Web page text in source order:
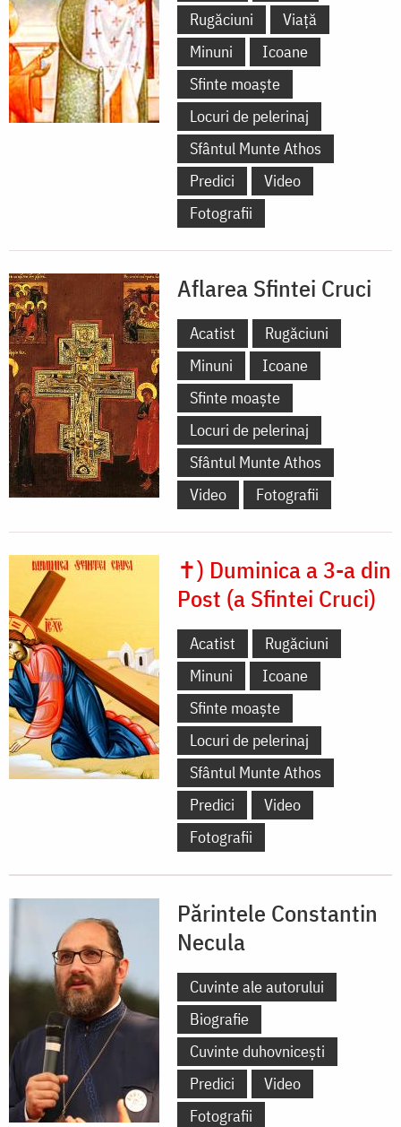
Rugăciuni
Viață
Minuni
Icoane
Sfinte moaște
Locuri de pelerinaj
Sfântul Munte Athos
Predici
Video
Fotografii
Aflarea Sfintei Cruci
Acatist
Rugăciuni
Minuni
Icoane
Sfinte moaște
Locuri de pelerinaj
Sfântul Munte Athos
Video
Fotografii
✝) Duminica a 3-a din
Post (a Sfintei Cruci)
Acatist
Rugăciuni
Minuni
Icoane
Sfinte moaște
Locuri de pelerinaj
Sfântul Munte Athos
Predici
Video
Fotografii
Părintele Constantin
Necula
Cuvinte ale autorului
Biografie
Cuvinte duhovnicești
Predici
Video
Fotografii